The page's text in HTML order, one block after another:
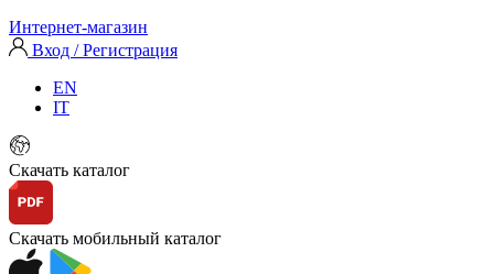
Интернет-магазин
Вход / Регистрация
EN
IT
Скачать каталог
Скачать мобильный каталог